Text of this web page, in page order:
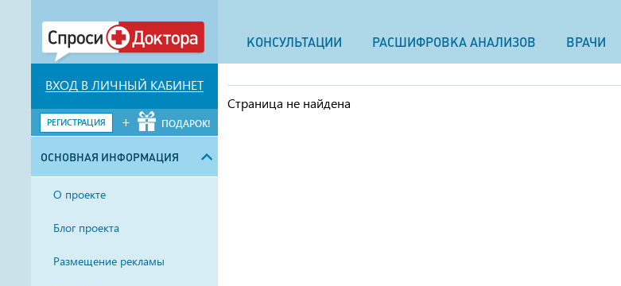
ВХОД В ЛИЧНЫЙ КАБИНЕТ
РЕГИСТРАЦИЯ + ПОДАРОК!
ОСНОВНАЯ ИНФОРМАЦИЯ
О проекте
Блог проекта
Размещение рекламы
КОНСУЛЬТАЦИИ РАСШИФРОВКА АНАЛИЗОВ ВРАЧИ
Страница не найдена